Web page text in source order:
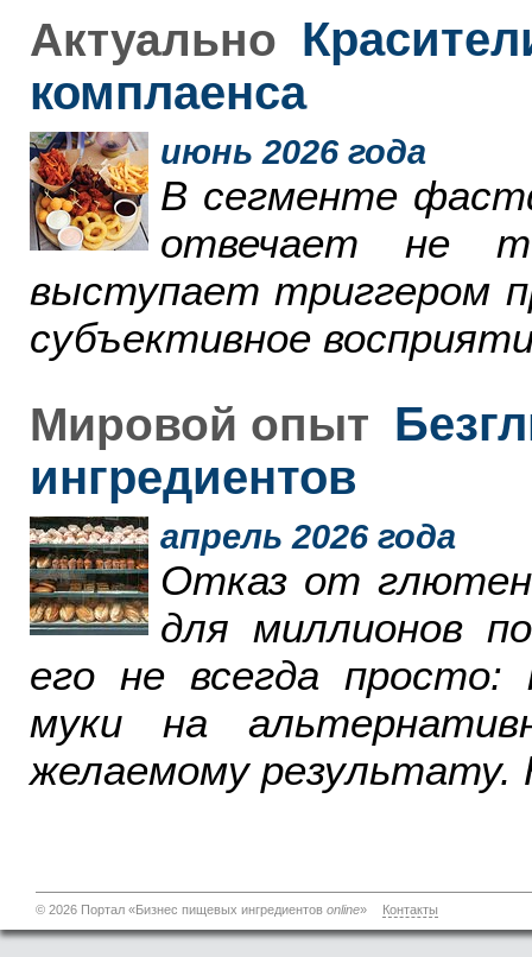
Актуально
комплаенса
июнь 2026 года
В сегменте
отвечает не
выступает триггером
субъективное
Мировой опыт
ингредиентов
апрель 2026 года
Отказ от
для миллионов
его не всегда просто:
муки на
желаемому результату.
© 2026 Портал «Бизнес пищевых ингредиентов online» Контакты